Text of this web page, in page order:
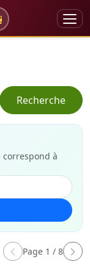
Recherche
correspond à
Page 1 / 8